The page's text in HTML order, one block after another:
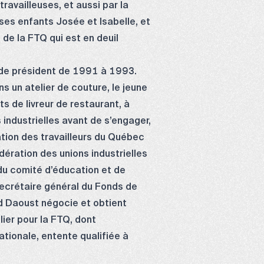
et aussi par la
enfants Josée et Isabelle, et
la FTQ qui est en deuil
président de 1991 à 1993.
un atelier de couture, le jeune
de livreur de restaurant, à
avant de s’engager,
des travailleurs du Québec
des unions industrielles
comité d’éducation et de
général du Fonds de
Daoust négocie et obtient
pour la FTQ, dont
entente qualifiée à